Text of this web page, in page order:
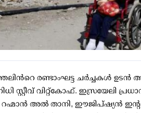
രണ്ടാംഘട്ട ചർച്ചകള്‍
സ്റ്റീവ് വിറ്റ്‌കോഫ്. ഇസ്രയേലി
അൽ താനി, ഈജിപ്ഷ്യൻ